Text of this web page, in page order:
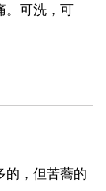
。可洗，可
的，但苦蕎的